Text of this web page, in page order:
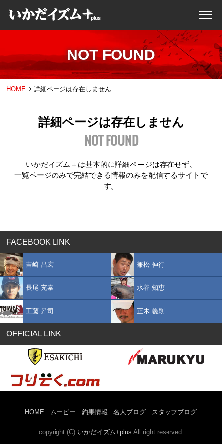
NOT FOUND
HOME 詳細ページは存在しません
詳細ページは存在しません
NOT FOUND
いかだイズム＋は基本的に詳細ページは存在せず、
一覧ページのみで完結できる情報のみを配信するサイトで
す。
FACEBOOK LINK
吉崎 昌宏 兼松 伸行
長尾 充泰 水谷 知恵
工藤 昇司 正木 義則
OFFICIAL LINK
HOME ムービー 釣果情報 名人ブログ スタッフブログ
copyright (C) いかだイズム+plus All right reserved.